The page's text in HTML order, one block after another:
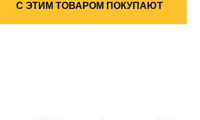
С ЭТИМ ТОВАРОМ ПОКУПАЮТ